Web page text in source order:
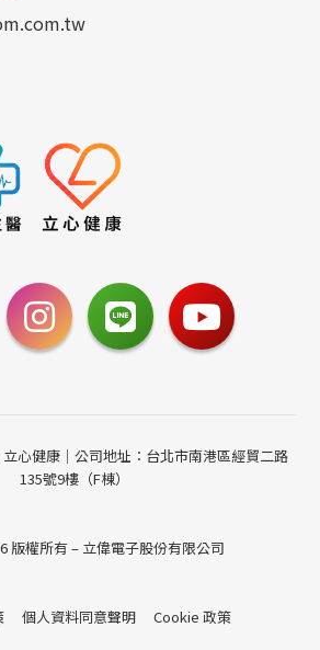
885-095
寫表單，
費諮詢電話
心健康｜公司地址：台北市南港區經貿二路
135號9樓（F棟）
版權所有 – 立偉電子股份有限公司
個人資料同意聲明 Cookie 政策